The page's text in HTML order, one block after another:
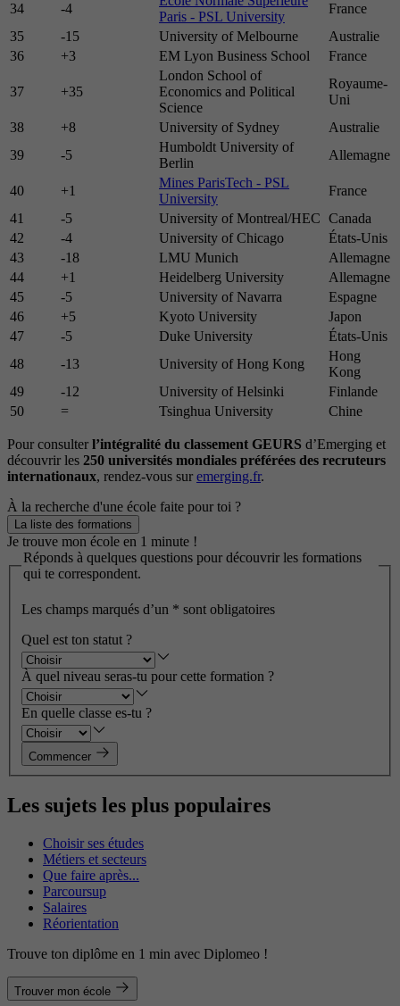
34 -4
Paris - PSL University
France
35
-15 University of Melbourne
Australie
36
+3 EM Lyon Business School France
37 +35
London School of
Economics and Political
Science
Royaume-
Uni
38
+8 University of Sydney
Australie
39
-5
Humboldt University of
Berlin
Allemagne
40 +1
Mines ParisTech - PSL
University
France
41
-5 University of Montreal/HEC Canada
42
-4 University of Chicago
États-Unis
43
-18 LMU Munich
Allemagne
44
+1 Heidelberg University
Allemagne
45
-5 University of Navarra
Espagne
46
+5 Kyoto University
Japon
47
-5 Duke University
États-Unis
48
-13 University of Hong Kong
Hong
Kong
49
-12 University of Helsinki
Finlande
50
= Tsinghua University Chine
Pour consulter l’intégralité du classement GEURS d’Emerging et
découvrir les 250 universités mondiales préférées des recruteurs
internationaux, rendez-vous sur emerging.fr.
À la recherche d'une école faite pour toi ?
La liste des formations
Je trouve mon école en 1 minute !
Réponds à quelques questions pour découvrir les formations
qui te correspondent.
Les champs marqués d’un * sont obligatoires
Quel est ton statut ?
À quel niveau seras-tu pour cette formation ?
En quelle classe es-tu ?
Commencer
Les sujets les plus populaires
Choisir ses études
Métiers et secteurs
Que faire après...
Parcoursup
Salaires
Réorientation
Trouve ton diplôme en 1 min avec Diplomeo !
Trouver mon école